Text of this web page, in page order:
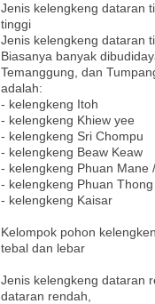
Jenis kelengkeng dataran
tinggi
Jenis kelengkeng dataran
Biasanya banyak
Temanggung, dan
adalah:
- kelengkeng Itoh
- kelengkeng Khiew yee
- kelengkeng Sri Chompu
- kelengkeng Beaw Keaw
- kelengkeng Phuan Mane
- kelengkeng Phuan Thong
- kelengkeng Kaisar
Kelompok pohon
tebal dan lebar
Jenis kelengkeng dataran
dataran rendah,